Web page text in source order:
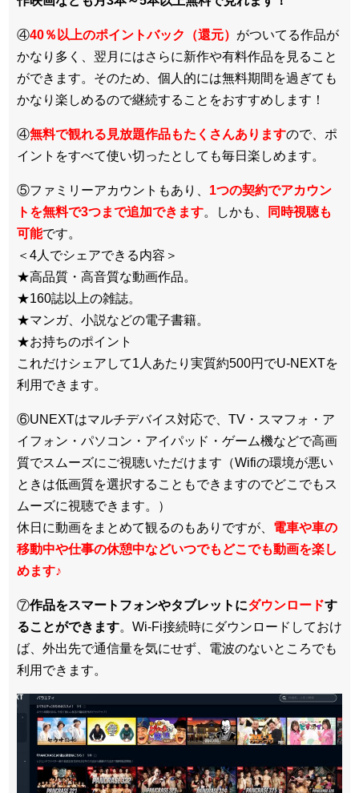
④40％以上のポイントバック（還元） がついてる作品が
かなり多く、翌月にはさらに新作や有料作品を見ること
ができます。そのため、個人的には無料期間を過ぎても
かなり楽しめるので継続することをおすすめします！
④無料で観れる見放題作品もたくさんありますので、ポ
イントをすべて使い切ったとしても毎日楽しめます。
⑤ファミリーアカウントもあり、 1つの契約でアカウン
トを無料で3つまで追加できます。しかも、
同時視聴も
可能です。
＜4人でシェアできる内容＞
★高品質・高音質な動画作品。
★160誌以上の雑誌。
★マンガ、小説などの電子書籍。
★お持ちのポイント
これだけシェアして1人あたり実質約500円でU-NEXTを
利用できます。
⑥UNEXTはマルチデバイス対応で、TV・スマフォ・ア
イフォン・パソコン・アイパッド・ゲーム機などで高画
質でスムーズにご視聴いただけます（Wifiの環境が悪い
ときは低画質を選択することもできますのでどこでもス
ムーズに視聴できます。）
休日に動画をまとめて観るのもありですが、 電車や車の
移動中や仕事の休憩中などいつでもどこでも動画を楽し
めます♪
⑦作品をスマートフォンやタブレットにダウンロードす
ることができます。Wi-Fi接続時にダウンロードしておけ
ば、外出先で通信量を気にせず、電波のないところでも
利用できます。